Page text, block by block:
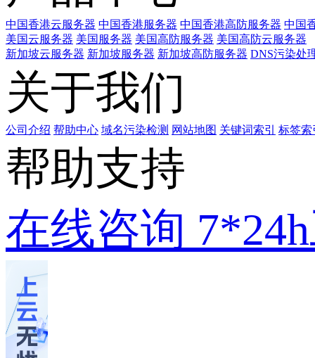
中国香港云服务器 中国香港服务器 中国香港高防服务器 中国
美国云服务器 美国服务器 美国高防服务器 美国高防云服务器
新加坡云服务器 新加坡服务器 新加坡高防服务器 DNS污染处
关于我们
公司介绍 帮助中心 域名污染检测 网站地图 关键词索引 标签索
帮助支持
在线咨询